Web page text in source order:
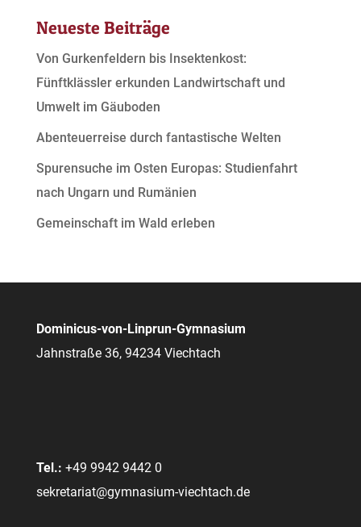
Neueste Beiträge
Von Gurkenfeldern bis Insektenkost:
Fünftklässler erkunden Landwirtschaft und
Umwelt im Gäuboden
Abenteuerreise durch fantastische Welten
Spurensuche im Osten Europas: Studienfahrt
nach Ungarn und Rumänien
Gemeinschaft im Wald erleben
Dominicus-von-Linprun-Gymnasium
Jahnstraße 36, 94234 Viechtach
Tel.: +49 9942 9442 0
sekretariat@gymnasium-viechtach.de